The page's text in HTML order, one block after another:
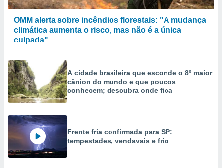
OMM alerta sobre incêndios florestais: "A mudança
climática aumenta o risco, mas não é a única
culpada"
A cidade brasileira que esconde o 8º maior
cânion do mundo e que poucos
conhecem; descubra onde fica
Frente fria confirmada para SP:
tempestades, vendavais e frio